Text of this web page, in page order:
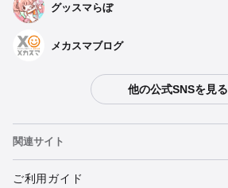
グッスマらぼ
メカスマブログ
他の公式SNSを見る
関連サイト
ねんどろいど
ご利用ガイド